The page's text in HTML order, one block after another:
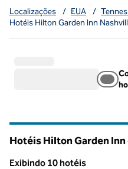
Localizações / EUA /
Hotéis Hilton Garden Inn
Hotéis Hilton Garden
Exibindo 10 hotéis